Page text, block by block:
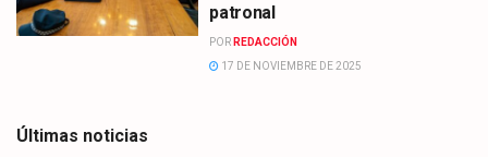
patronal
POR REDACCIÓN
17 DE NOVIEMBRE DE 2025
Últimas noticias